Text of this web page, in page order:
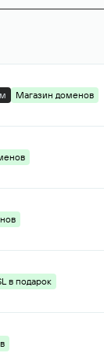
Магазин доменов
в подарок